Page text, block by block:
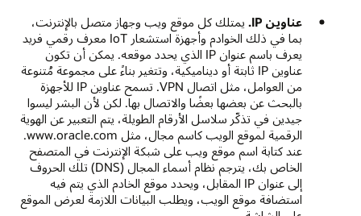
عناوين IP.
يمتلك كل موقع ويب وجهاز متصل بالإنترنت،
بما في ذلك الخوادم وأجهزة استشعار IoT معرف رقمي فريد
يعرف باسم عنوان IP الذي يحدد موقعه. يمكن أن تكون
عناوين IP ثابتة أو ديناميكية، وتتغير بناءً على مجموعة مُتنوعة
من العوامل، مثل اتصال VPN. تسمح عناوين IP للأجهزة
بالبحث عن بعضها بعضًا والاتصال بها. لكن لأن البشر ليسوا
جيدين في تذكّر سلاسل الأرقام الطويلة، يتم التعبير عن الهوية
الرقمية لموقع الويب كاسم مجال، مثل www.oracle.com.
عند كتابة اسم موقع ويب على شبكة الإنترنت في المتصفح
الخاص بك، يترجم نظام أسماء المجال (DNS) تلك الحروف
إلى عنوان IP المقابل، ويحدد موقع الخادم الذي يتم فيه
استضافة موقع الويب، ويطلب البيانات اللازمة لعرض الموقع